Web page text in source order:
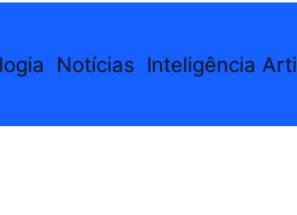
Notícias Inteligência